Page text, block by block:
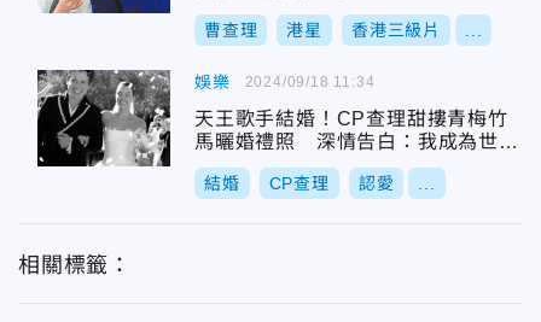
曹查理 港星 香港三級片
娛樂
天王歌手結婚！CP查理甜摟青梅竹
馬曬婚禮照 深情告白：我成為世上
最幸福的人
結婚 CP查理 認愛
2024/09/18 11:34
相關標籤：